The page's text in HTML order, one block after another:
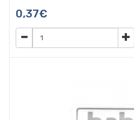
0,37€